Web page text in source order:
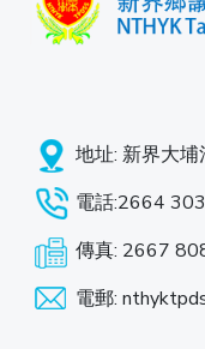
地址: 新界大
電話:2664
傳真: 2667
電郵: